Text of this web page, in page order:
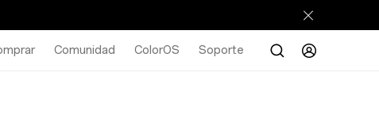
Comunidad ColorOS Soporte